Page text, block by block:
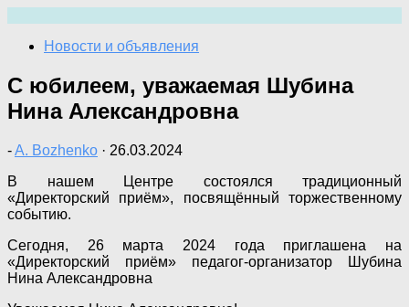
содержимому
Новости и объявления
С юбилеем, уважаемая Шубина
Нина Александровна
-A. Bozhenko · 26.03.2024
В нашем Центре состоялся традиционный
«Директорский приём», посвящённый торжественному
событию.
Сегодня, 26 марта 2024 года приглашена на
«Директорский приём» педагог-организатор Шубина
Нина Александровна